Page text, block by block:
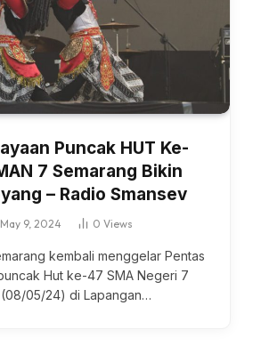
Puncak HUT Ke-
7 Semarang Bikin
– Radio Smansev
May 9, 2024 0 Views
kembali menggelar Pentas
Hut ke-47 SMA Negeri 7
(08/05/24) di Lapangan…